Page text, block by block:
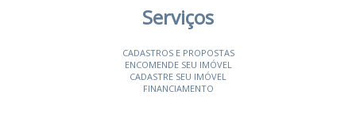
Serviços
CADASTROS E PROPOSTAS
ENCOMENDE SEU IMÓVEL
CADASTRE SEU IMÓVEL
FINANCIAMENTO